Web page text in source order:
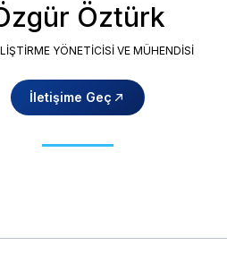
Öztürk
YÖNETICISI VE MÜHENDISI
İletişime Geç